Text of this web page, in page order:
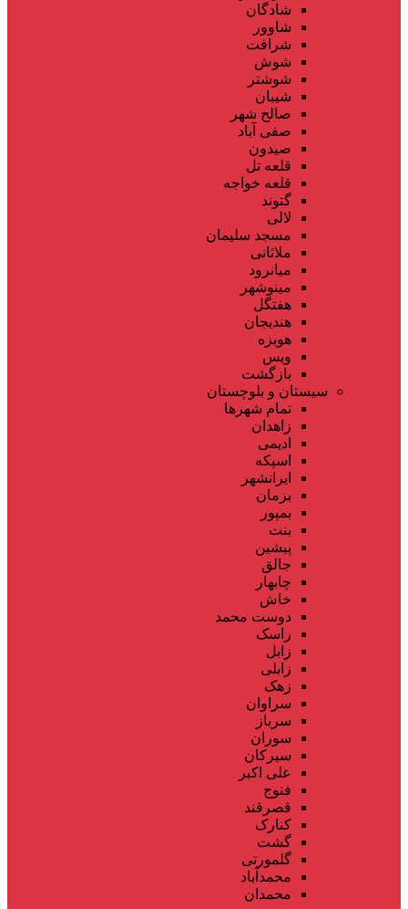
شادگان
شاوور
شرافت
شوش
شوشتر
شیبان
صالح شهر
صفی آباد
صیدون
قلعه تل
قلعه خواجه
گتوند
لالی
مسجد سلیمان
ملاثانی
میانرود
مینوشهر
هفتگل
هندیجان
هویزه
ویس
بازگشت
سیستان و بلوچستان
تمام شهر‌ها
زاهدان
ادیمی
اسپکه
ایرانشهر
بزمان
بمپور
بنت
پیشین
جالق
چابهار
خاش
دوست محمد
راسک
زابل
زابلی
زهک
سراوان
سرباز
سوران
سیرکان
علی اکبر
فنوج
قصرقند
کنارک
گشت
گلمورتی
محمدآباد
محمدان